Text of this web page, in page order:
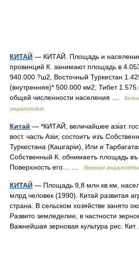
КИТАЙ — КИТАЙ. Площадь и
провинций К. занимают площадь в
940.000 ?ш2, Восточный Туркестан
(внутренняя)* 500.000 км2, Тибет
общей численности населения …
энциклопедия
Китай — *КИТАЙ, величайшее азіат.
вост. часть Азіи; состоитъ изъ
Туркестана (Кашгаріи), Или и
Собственный К. обнимаетъ площадь въ
Поверхность его… …
Военная
КИТАЙ — Площадь 9,8 млн.кв.км,
млрд.человек (1990). Китай развитая
страна. В сельском хозяйстве занято
Развито земледелие, в частности
Важнейшая зерновая культура рис.